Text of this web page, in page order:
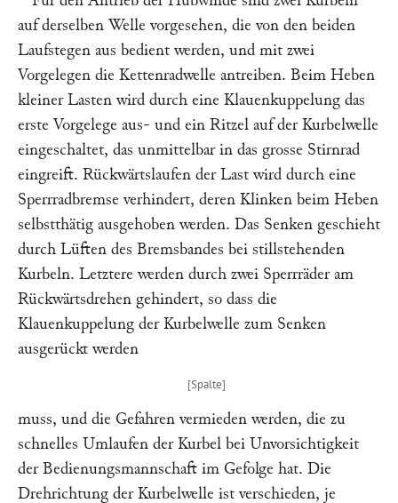
auf derselben Welle vorgesehen, die von den beiden
Laufstegen aus bedient werden, und mit zwei
Vorgelegen die Kettenradwelle antreiben. Beim Heben
kleiner Lasten wird durch eine Klauenkuppelung das
erste Vorgelege aus- und ein Ritzel auf der Kurbelwelle
eingeschaltet, das unmittelbar in das grosse Stirnrad
eingreift. Rückwärtslaufen der Last wird durch eine
Sperrradbremse verhindert, deren Klinken beim Heben
selbstthätig ausgehoben werden. Das Senken geschieht
durch Lüften des Bremsbandes bei stillstehenden
Kurbeln. Letztere werden durch zwei Sperrräder am
Rückwärtsdrehen gehindert, so dass die
Klauenkuppelung der Kurbelwelle zum Senken
ausgerückt werden
muss, und die Gefahren vermieden werden, die zu
schnelles Umlaufen der Kurbel bei Unvorsichtigkeit
der Bedienungsmannschaft im Gefolge hat. Die
Drehrichtung der Kurbelwelle ist verschieden, je